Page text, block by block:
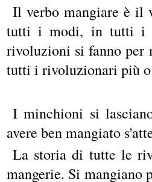
Il verbo mangiare è il
tutti i modi, in tutti i
rivoluzioni si fanno per
tutti i rivoluzionari più o
I minchioni si
avere ben mangiato
La storia di tutte le
mangerie. Si mangiano